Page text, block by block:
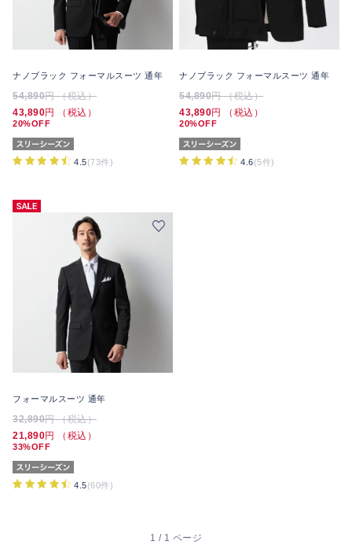
ナノブラック フォーマルスーツ 通年
54,890円 （税込）
43,890円 （税込）
20%OFF
4.5(73件)
ナノブラック フォーマルスーツ 通年
54,890円 （税込）
43,890円 （税込）
20%OFF
4.6(5件)
フォーマルスーツ 通年
32,890円 （税込）
21,890円 （税込）
33%OFF
4.5(60件)
1 / 1 ページ